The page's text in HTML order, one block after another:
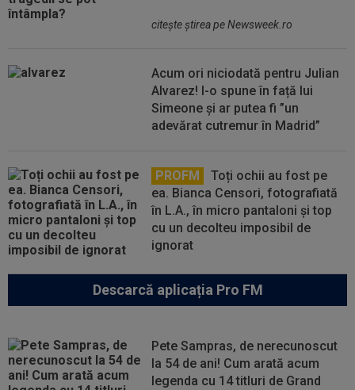
citeşte ştirea pe Newsweek.ro
Acum ori niciodată pentru Julian
Alvarez! I-o spune în față lui
Simeone și ar putea fi ”un
adevărat cutremur în Madrid”
PROFM
Toți ochii au fost pe
ea. Bianca Censori, fotografiată
în L.A., în micro pantaloni și top
cu un decolteu imposibil de
ignorat
Descarcă aplicația Pro FM
Pete Sampras, de nerecunoscut
la 54 de ani! Cum arată acum
legenda cu 14 titluri de Grand